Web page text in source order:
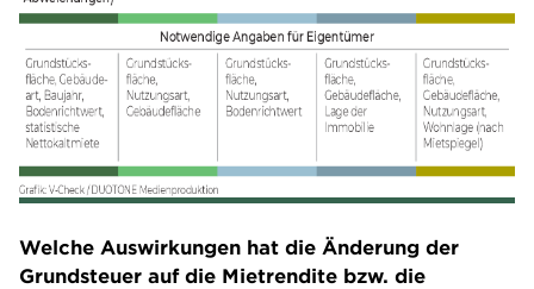
Welche Auswirkungen hat die Änderung der
Grundsteuer auf die Mietrendite bzw. die